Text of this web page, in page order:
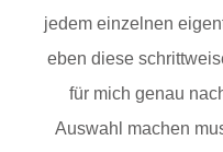
jedem einzelnen
eben diese
für mich genau
Auswahl machen